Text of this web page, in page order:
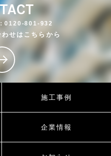
0120-801-932
せはこちらから
施工事例
企業情報